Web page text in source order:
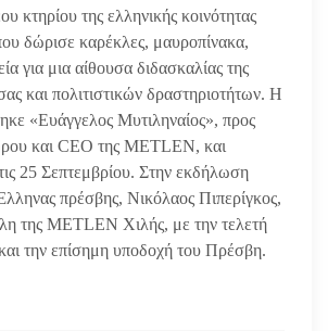
κτηρίου της ελληνικής κοινότητας
δώρισε καρέκλες, μαυροπίνακα,
για μια αίθουσα διδασκαλίας της
και πολιτιστικών δραστηριοτήτων. Η
«Ευάγγελος Μυτιληναίος», προς
και CEO της METLEN, και
25 Σεπτεμβρίου. Στην εκδήλωση
πρέσβης, Νικόλαος Πιπερίγκος,
της METLEN Χιλής, με την τελετή
την επίσημη υποδοχή του Πρέσβη.